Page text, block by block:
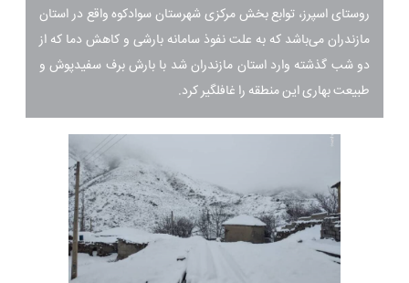
روستای اسپرز، توابع بخش مرکزی شهرستان سوادکوه واقع در استان
مازندران می‌باشد که به علت نفوذ سامانه بارشی و کاهش دما که از
دو شب گذشته وارد استان مازندران شد با بارش برف سفیدپوش و
طبیعت بهاری این منطقه را غافلگیر کرد.